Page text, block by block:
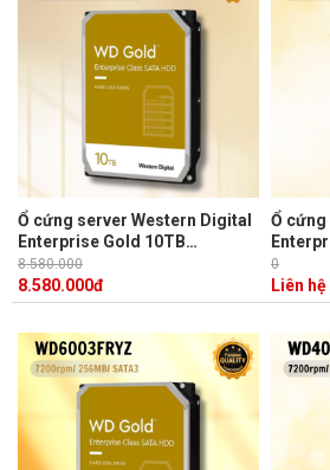
Ổ cứng server Western Digital
Enterprise Gold 10TB
WD102KRYZ
3.5"/Sata3/256MB/7200RPM
8.580.000
8.580.000đ
Ổ
3.5"/
0
Liên hệ